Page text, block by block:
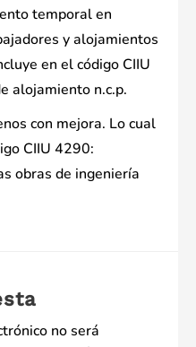
temporal en
y alojamientos
en el código CIIU
alojamiento n.c.p.
con mejora. Lo cual
CIIU 4290:
obras de ingeniería
no será